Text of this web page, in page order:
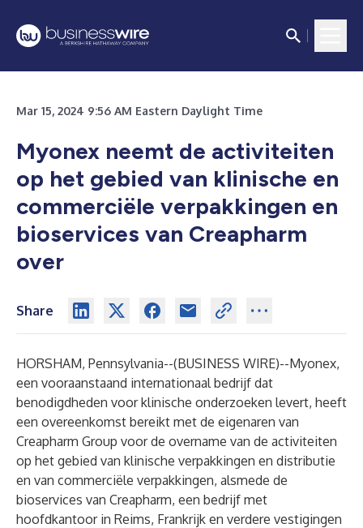
Mar 15, 2024 9:56 AM Eastern Daylight Time
Myonex neemt de activiteiten
op het gebied van klinische en
commerciële verpakkingen en
bioservices van Creapharm
over
Share
HORSHAM, Pennsylvania--(BUSINESS WIRE)--Myonex,
een vooraanstaand internationaal bedrijf dat
benodigdheden voor klinische onderzoeken levert, heeft
een overeenkomst bereikt met de eigenaren van
Creapharm Group voor de overname van de activiteiten
op het gebied van klinische verpakkingen en distributie
en van commerciële verpakkingen, alsmede de
bioservices van Creapharm, een bedrijf met
hoofdkantoor in Reims, Frankrijk en verdere vestigingen